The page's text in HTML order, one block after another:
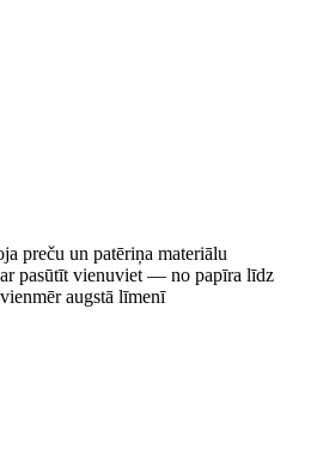
preču un patēriņa materiālu
pasūtīt vienuviet — no papīra līdz
augstā līmenī